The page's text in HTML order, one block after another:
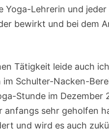
Lehrerin und
bewirkt und bei dem
Tätigkeit leide auch
Schulter-Nacken-
Stunde im Dezember
sehr geholfen
und wird es auch